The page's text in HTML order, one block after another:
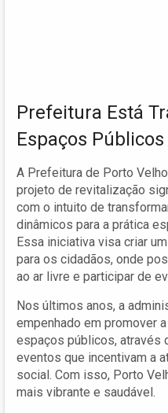
Prefeitura Está
Espaços Públicos
A Prefeitura de Porto
projeto de revitalização
com o intuito de
dinâmicos para a prática
Essa iniciativa visa criar
para os cidadãos, onde
ao ar livre e participar de
Nos últimos anos, a
empenhado em promover
espaços públicos, através
eventos que incentivam a
social. Com isso, Porto
mais vibrante e saudável.